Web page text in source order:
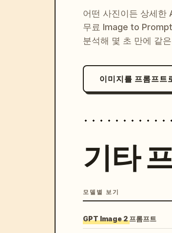
어떤 사진이든 상세한
무료 Image to
분석해 몇 초 만에 같
이미지를 프롬프트
기타
모델별 보기
GPT Image 2 프롬프트